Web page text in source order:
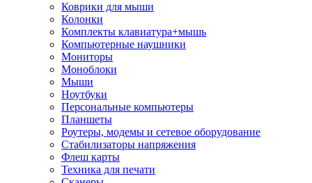
Коврики для мыши
Колонки
Комплекты клавиатура+мышь
Компьютерные наушники
Мониторы
Моноблоки
Мыши
Ноутбуки
Персональные компьютеры
Планшеты
Роутеры, модемы и сетевое оборудование
Стабилизаторы напряжения
Флеш карты
Техника для печати